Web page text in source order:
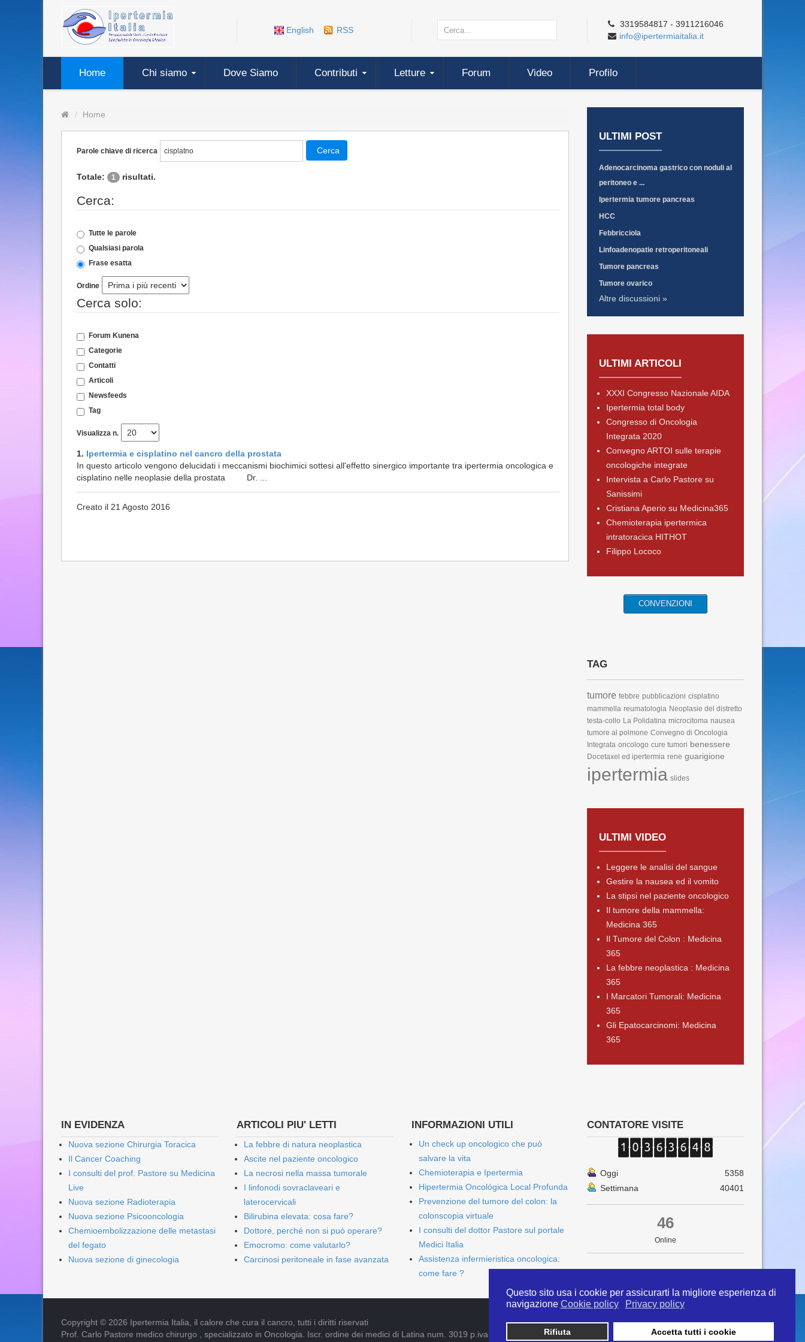
Questo sito usa i cookie per assicurarti la migliore esperienza di
navigazione Cookie policy Privacy policy
Rifiuta Accetta tutti i cookie
English RSS
3319584817 - 3911216046
info@ipertermiaitalia.it
Home Chi siamo Dove Siamo Contributi Letture Forum Video Profilo
Home
Parole chiave di ricerca Cerca
Totale: 1 risultati.
Cerca:
Tutte le parole
Qualsiasi parola
Frase esatta
Ordine
Cerca solo:
Forum Kunena
Categorie
Contatti
Articoli
Newsfeeds
Tag
Visualizza n.
1. Ipertermia e cisplatino nel cancro della prostata
In questo articolo vengono delucidati i meccanismi biochimici sottesi all'effetto sinergico importante tra ipertermia oncologica e
cisplatino nelle neoplasie della prostata Dr. ...
Creato il 21 Agosto 2016
ULTIMI POST
Adenocarcinoma gastrico con noduli al
peritoneo e ...
Ipertermia tumore pancreas
HCC
Febbricciola
Linfoadenopatie retroperitoneali
Tumore pancreas
Tumore ovarico
Altre discussioni »
ULTIMI ARTICOLI
XXXI Congresso Nazionale AIDA
Ipertermia total body
Congresso di Oncologia
Integrata 2020
Convegno ARTOI sulle terapie
oncologiche integrate
Intervista a Carlo Pastore su
Sanissimi
Cristiana Aperio su Medicina365
Chemioterapia ipertermica
intratoracica HITHOT
Filippo Lococo
CONVENZIONI
TAG
tumore febbre pubblicazioni cisplatino
mammella reumatologia Neoplasie del distretto
testa-collo La Polidatina microcitoma nausea
tumore al polmone Convegno di Oncologia
Integrata oncologo cure tumori benessere
Docetaxel ed ipertermia rene guarigione
ipertermia slides
ULTIMI VIDEO
Leggere le analisi del sangue
Gestire la nausea ed il vomito
La stipsi nel paziente oncologico
Il tumore della mammella:
Medicina 365
Il Tumore del Colon : Medicina
365
La febbre neoplastica : Medicina
365
I Marcatori Tumorali: Medicina
365
Gli Epatocarcinomi: Medicina
365
IN EVIDENZA
Nuova sezione Chirurgia Toracica
Il Cancer Coaching
I consulti del prof. Pastore su Medicina
Live
Nuova sezione Radioterapia
Nuova sezione Psicooncologia
Chemioembolizzazione delle metastasi
del fegato
Nuova sezione di ginecologia
ARTICOLI PIU' LETTI
La febbre di natura neoplastica
Ascite nel paziente oncologico
La necrosi nella massa tumorale
I linfonodi sovraclaveari e
laterocervicali
Bilirubina elevata: cosa fare?
Dottore, perché non si può operare?
Emocromo: come valutarlo?
Carcinosi peritoneale in fase avanzata
INFORMAZIONI UTILI
Un check up oncologico che può
salvare la vita
Chemioterapia e Ipertermia
Hipertermia Oncológica Local Profunda
Prevenzione del tumore del colon: la
colonscopia virtuale
I consulti del dottor Pastore sul portale
Medici Italia
Assistenza infermieristica oncologica:
come fare ?
CONTATORE VISITE
Oggi
5358
Settimana
40401
46
Online
Copyright © 2026 Ipertermia Italia, il calore che cura il cancro, tutti i diritti riservati
Prof. Carlo Pastore medico chirurgo , specializzato in Oncologia. Iscr. ordine dei medici di Latina num. 3019 p.iva 09052841005 info@ipertermiaitalia.it tel. 331/9584817 . Il